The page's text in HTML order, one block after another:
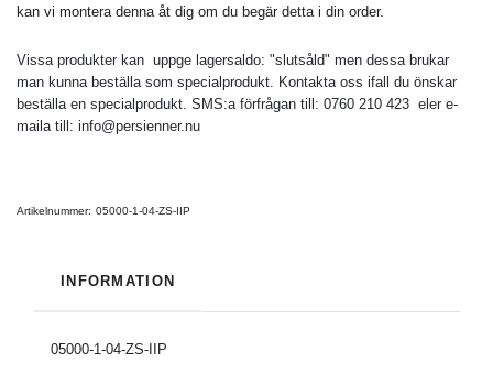
kan vi montera denna åt dig om du begär detta i din order.
Vissa produkter kan uppge lagersaldo: "slutsåld" men dessa brukar
man kunna beställa som specialprodukt. Kontakta oss ifall du önskar
beställa en specialprodukt. SMS:a förfrågan till: 0760 210 423 eler e-
maila till: info@persienner.nu
Artikelnummer: 05000-1-04-ZS-IIP
INFORMATION
05000-1-04-ZS-IIP